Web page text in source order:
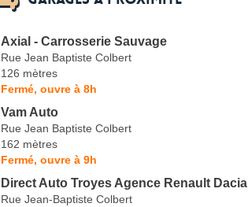
Axial - Carrosserie Sauvage
Rue Jean Baptiste Colbert
126 mètres
Fermé, ouvre à 8h
Vam Auto
Rue Jean Baptiste Colbert
162 mètres
Fermé, ouvre à 9h
Direct Auto Troyes Agence Renault Dacia
Rue Jean-Baptiste Colbert